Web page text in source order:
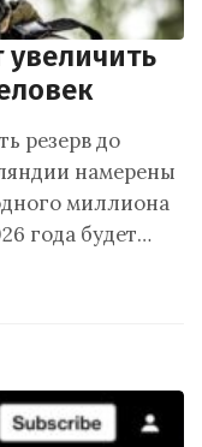
резерв до
намерены
миллиона
года будет…